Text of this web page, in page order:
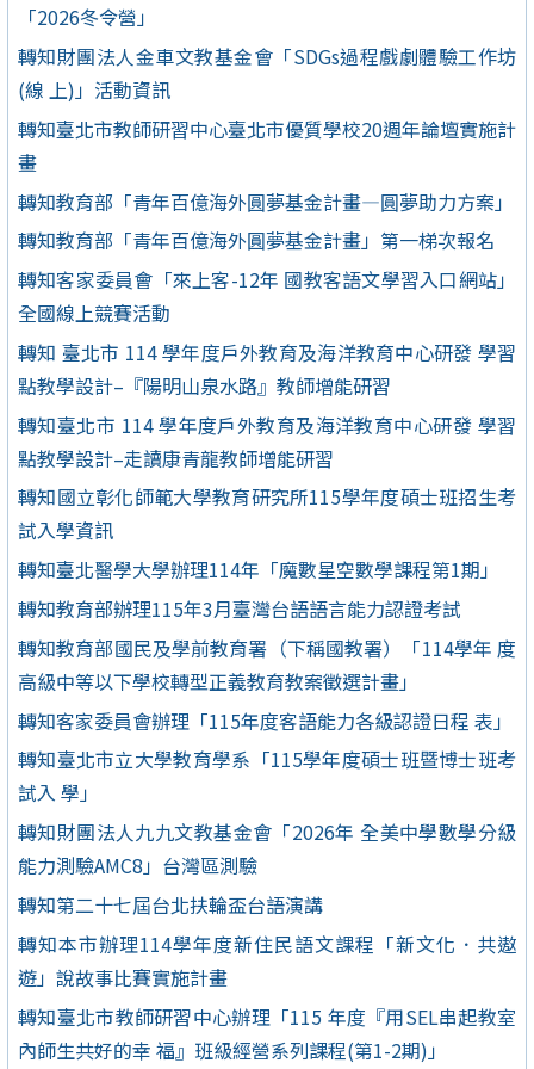
「2026冬令營」
轉知財團法人金車文教基金會「SDGs過程戲劇體驗工作坊
(線 上)」活動資訊
轉知臺北市教師研習中心臺北市優質學校20週年論壇實施計
畫
轉知教育部「青年百億海外圓夢基金計畫—圓夢助力方案」
轉知教育部「青年百億海外圓夢基金計畫」第一梯次報名
轉知客家委員會「來上客-12年 國教客語文學習入口網站」
全國線上競賽活動
轉知 臺北市 114 學年度戶外教育及海洋教育中心研發 學習
點教學設計–『陽明山泉水路』教師增能研習
轉知臺北市 114 學年度戶外教育及海洋教育中心研發 學習
點教學設計–走讀康青龍教師增能研習
轉知國立彰化師範大學教育研究所115學年度碩士班招生考
試入學資訊
轉知臺北醫學大學辦理114年「魔數星空數學課程第1期」
轉知教育部辦理115年3月臺灣台語語言能力認證考試
轉知教育部國民及學前教育署（下稱國教署）「114學年 度
高級中等以下學校轉型正義教育教案徵選計畫」
轉知客家委員會辦理「115年度客語能力各級認證日程 表」
轉知臺北市立大學教育學系「115學年度碩士班暨博士班考
試入 學」
轉知財團法人九九文教基金會「2026年 全美中學數學分級
能力測驗AMC8」台灣區測驗
轉知第二十七屆台北扶輪盃台語演講
轉知本市辦理114學年度新住民語文課程「新文化．共遨
遊」說故事比賽實施計畫
轉知臺北市教師研習中心辦理「115 年度『用SEL串起教室
內師生共好的幸 福』班級經營系列課程(第1-2期)」